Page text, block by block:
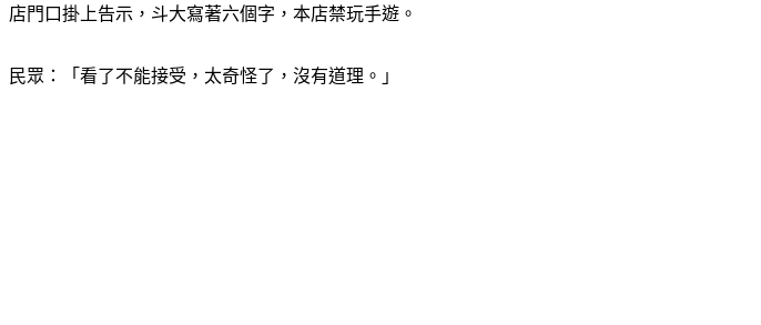
店門口掛上告示，斗大寫著六個字，本店禁玩手遊。
民眾：「看了不能接受，太奇怪了，沒有道理。」